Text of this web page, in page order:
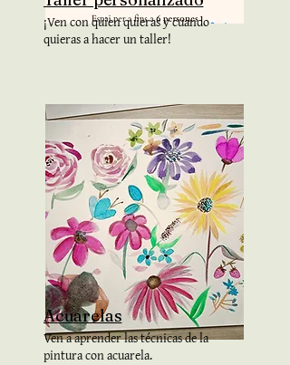
¡Ven con quien quieras y cuando
quieras a hacer un taller!
Acuarelas
Ven a aprender las técnicas de la
pintura con acuarela.